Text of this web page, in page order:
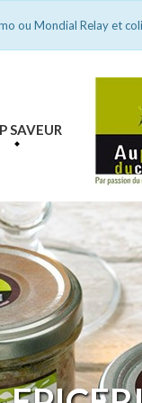
ou Mondial Relay et
SAVEUR